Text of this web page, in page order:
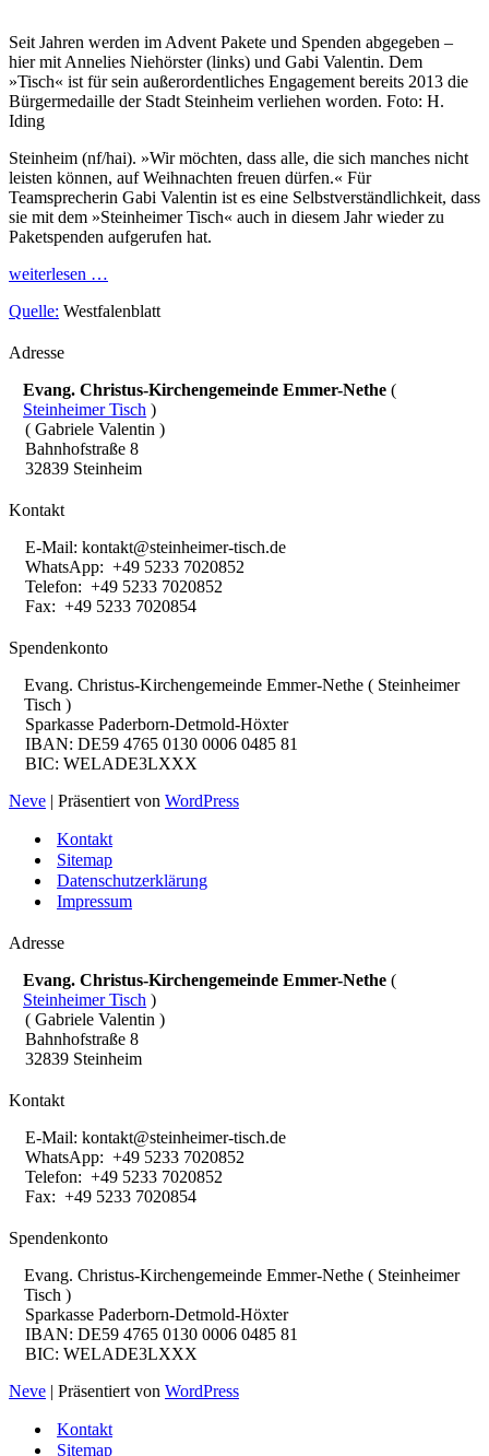
Seit Jahren werden im Advent Pakete und Spenden abgegeben –
hier mit Annelies Niehörster (links) und Gabi Valentin. Dem
»Tisch« ist für sein außerordentliches Engagement bereits 2013 die
Bürgermedaille der Stadt Steinheim verliehen worden. Foto: H.
Iding
Steinheim (nf/hai). »Wir möchten, dass alle, die sich manches nicht
leisten können, auf Weihnachten freuen dürfen.« Für
Teamsprecherin Gabi Valentin ist es eine Selbstverständlichkeit, dass
sie mit dem »Steinheimer Tisch« auch in diesem Jahr wieder zu
Paketspenden aufgerufen hat.
weiterlesen …
Quelle: Westfalenblatt
Adresse
Evang. Christus-Kirchengemeinde Emmer-Nethe (
Steinheimer Tisch )
( Gabriele Valentin )
Bahnhofstraße 8
32839 Steinheim
Kontakt
E-Mail: kontakt@steinheimer-tisch.de
WhatsApp: +49 5233 7020852
Telefon: +49 5233 7020852
Fax: +49 5233 7020854
Spendenkonto
Evang. Christus-Kirchengemeinde Emmer-Nethe ( Steinheimer
Tisch )
Sparkasse Paderborn-Detmold-Höxter
IBAN: DE59 4765 0130 0006 0485 81
BIC: WELADE3LXXX
Neve | Präsentiert von WordPress
Kontakt
Sitemap
Datenschutzerklärung
Impressum
Adresse
Evang. Christus-Kirchengemeinde Emmer-Nethe (
Steinheimer Tisch )
( Gabriele Valentin )
Bahnhofstraße 8
32839 Steinheim
Kontakt
E-Mail: kontakt@steinheimer-tisch.de
WhatsApp: +49 5233 7020852
Telefon: +49 5233 7020852
Fax: +49 5233 7020854
Spendenkonto
Evang. Christus-Kirchengemeinde Emmer-Nethe ( Steinheimer
Tisch )
Sparkasse Paderborn-Detmold-Höxter
IBAN: DE59 4765 0130 0006 0485 81
BIC: WELADE3LXXX
Neve | Präsentiert von WordPress
Kontakt
Sitemap